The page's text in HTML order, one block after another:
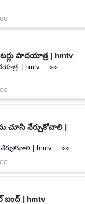
పాదయాత్ర | hmtv
| hmtv.....»»
చూసి నేర్చుకోవాలి |
| hmtv.....»»
బంద్ | hmtv